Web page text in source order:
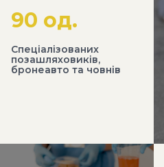
90 од.
Cпеціалізованих
позашляховиків,
бронеавто та човнів